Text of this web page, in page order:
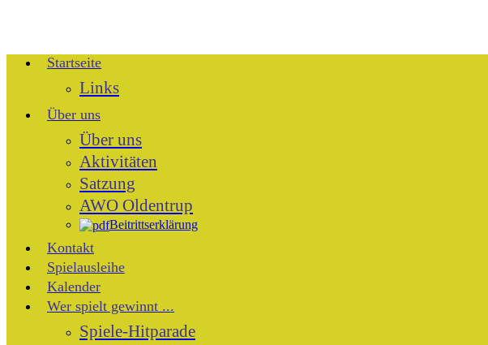
Startseite
Links
Über uns
Über uns
Aktivitäten
Satzung
AWO Oldentrup
Beitrittserklärung
Kontakt
Spielausleihe
Kalender
Wer spielt gewinnt ...
Spiele-Hitparade